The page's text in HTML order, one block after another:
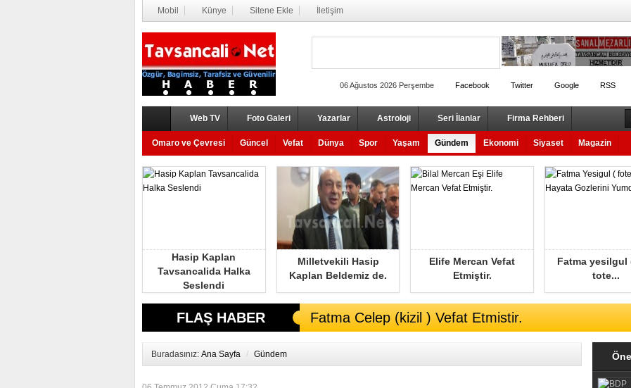
Mobil Künye Sitene Ekle İletişim
06 Ağustos 2026 Perşembe Facebook Twitter Google RSS
Web TV Foto Galeri Yazarlar Astroloji Seri İlanlar Firma Rehberi
Omaro ve Çevresi Güncel Vefat Dünya Spor Yaşam Gündem Ekonomi Siyaset Magazin
Hasip Kaplan
Tavsancalida Halka
Seslendi
Milletvekili Hasip
Kaplan Beldemiz de.
Elife Mercan Vefat
Etmiştir.
Fatma yesilgul
tote...
FLAŞ HABER Fatma Celep (kizil ) Vefat Etmistir.
Buradasınız: Ana Sayfa / Gündem